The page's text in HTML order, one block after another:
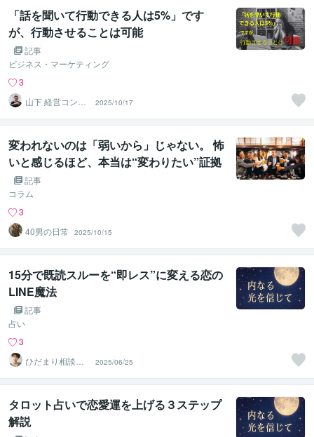
「話を聞いて行動できる人は5%」です
が、行動させることは可能
記事
ビジネス・マーケティング
3
山下 経営コンサ
ル／コーチ
2025/10/17
変われないのは「弱いから」じゃない。 怖
いと感じるほど、本当は“変わりたい”証拠
です。
記事
コラム
3
40男の日常
2025/10/15
15分で既読スルーを“即レス”に変える恋の
LINE魔法
記事
占い
3
ひだまり相談室
ハル
2025/06/25
タロット占いで恋愛運を上げる３ステップ
解説